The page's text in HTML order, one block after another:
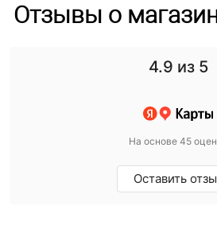
Отзывы о
4.9 из 5
На основе 45
Оставить